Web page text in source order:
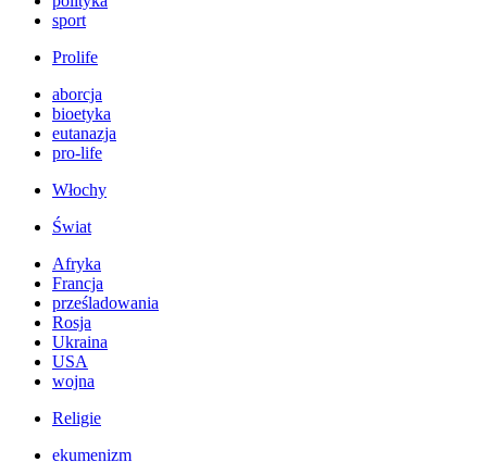
sport
Prolife
aborcja
bioetyka
eutanazja
pro-life
Włochy
Świat
Afryka
Francja
prześladowania
Rosja
Ukraina
USA
wojna
Religie
ekumenizm